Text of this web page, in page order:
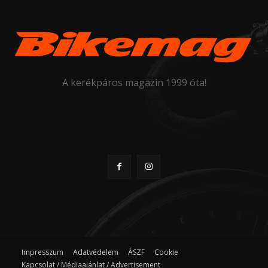
A kerékpáros magazin 1999 óta!
Impresszum Adatvédelem ÁSZF
Cookie
Kapcsolat / Médiaajánlat / Advertisement